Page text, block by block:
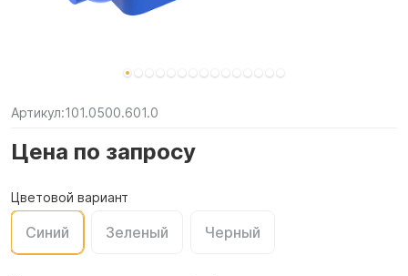
Артикул:101.0500.601.0
Цена по запросу
Цветовой вариант
Синий Зеленый Черный